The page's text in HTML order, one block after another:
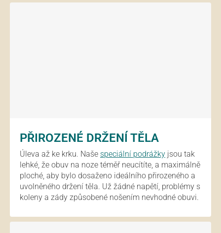
PŘIROZENÉ DRŽENÍ TĚLA
Úleva až ke krku. Naše speciální podrážky jsou tak
lehké, že obuv na noze téměř neucítíte, a maximálně
ploché, aby bylo dosaženo ideálního přirozeného a
uvolněného držení těla. Už žádné napětí, problémy s
koleny a zády způsobené nošením nevhodné obuvi.